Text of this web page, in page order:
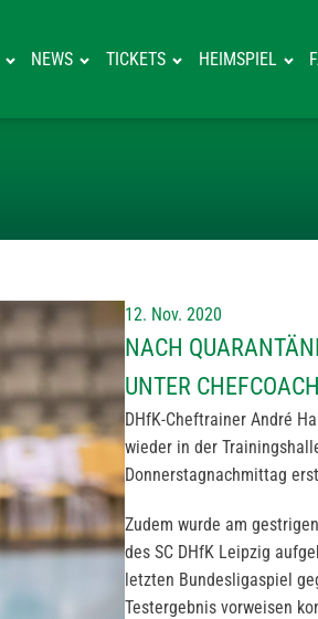
NEWS TICKETS HEIMSPIEL
12. Nov. 2020
NACH
UNTER
DHfK-Cheftrainer André
wieder in der
Donnerstagnachmittag
Zudem wurde am
des SC DHfK Leipzig
letzten Bundesligaspiel
Testergebnis vorweisen